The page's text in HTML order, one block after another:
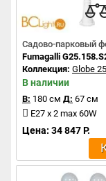
Садово-парковый
Fumagalli
Коллекция: Globe
В наличии
В: 180 см Д: 67 см
E27 x 2 max 60W
Цена: 34 847 Р.